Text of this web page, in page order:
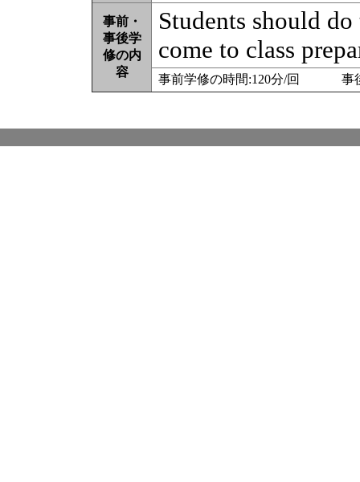
事前・
事後学
修の内
容
Students should
come to class
事前学修の時間:120分/回 事後